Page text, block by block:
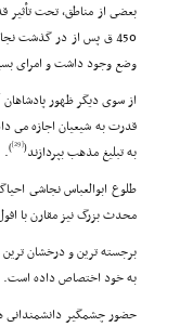
بعضى از مناطق، تحت تأثیر
450 ق پس از در گذشت
وضع وجود داشت و امراى
از سوى دیگر ظهور پادشاهان
قدرت به شیعیان اجازه مى
به تبلیغ مذهب بپردازند(
[29]
)
.
طلوع ابوالعباس نجاشى
محدث بزرگ نیز مقارن با
برجسته ترین و درخشان
به خود اختصاص داده است.
حضور چشمگیر دانشمندانى